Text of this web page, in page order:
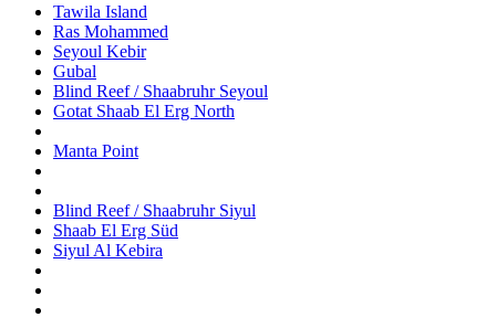
Tawila Island
Ras Mohammed
Seyoul Kebir
Gubal
Blind Reef / Shaabruhr Seyoul
Gotat Shaab El Erg North
Manta Point
Blind Reef / Shaabruhr Siyul
Shaab El Erg Süd
Siyul Al Kebira